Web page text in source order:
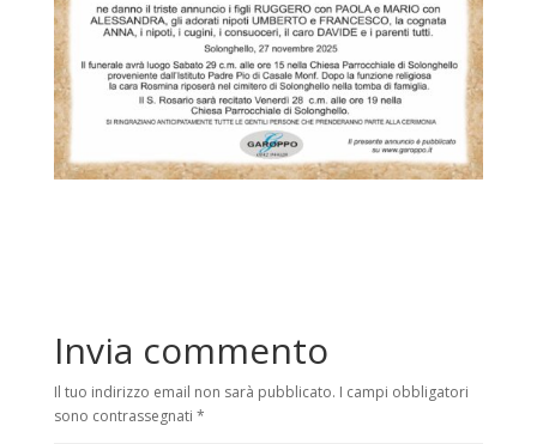
Invia commento
Il tuo indirizzo email non sarà pubblicato. I campi obbligatori
sono contrassegnati *